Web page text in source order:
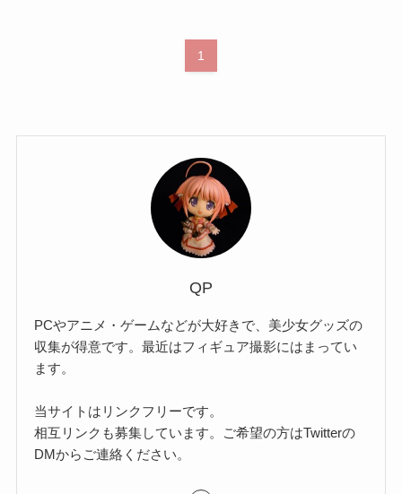
1
QP
PCやアニメ・ゲームなどが大好きで、美少女グッズの
収集が得意です。最近はフィギュア撮影にはまってい
ます。
当サイトはリンクフリーです。
相互リンクも募集しています。ご希望の方はTwitterの
DMからご連絡ください。